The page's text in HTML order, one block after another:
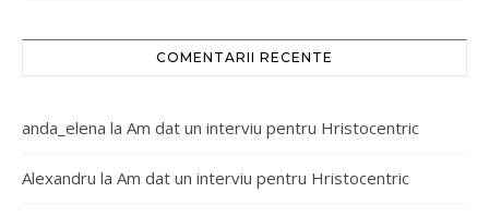
COMENTARII RECENTE
anda_elena la Am dat un interviu pentru Hristocentric
Alexandru la Am dat un interviu pentru Hristocentric